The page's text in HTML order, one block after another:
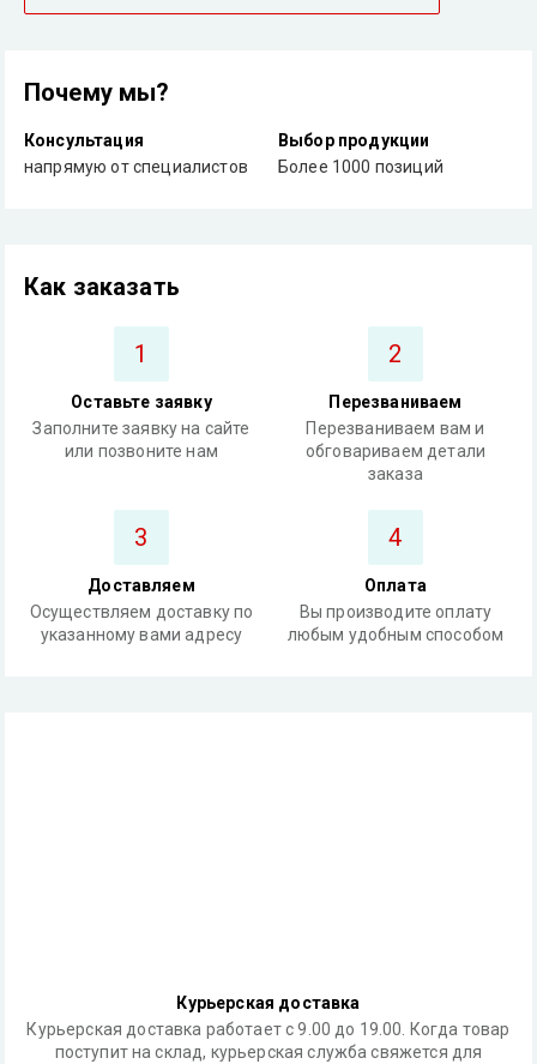
Почему мы?
Консультация
напрямую от специалистов
Выбор продукции
Более 1000 позиций
Как заказать
1
Оставьте заявку
Заполните заявку на сайте
или позвоните нам
2
Перезваниваем
Перезваниваем вам и
обговариваем детали
заказа
3
Доставляем
Осуществляем доставку по
указанному вами адресу
4
Оплата
Вы производите оплату
любым удобным способом
Курьерская доставка
Курьерская доставка работает с 9.00 до 19.00. Когда товар
поступит на склад, курьерская служба свяжется для